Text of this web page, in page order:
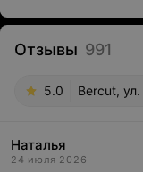
Отзывы 991
5.0 Bercut,
Наталья
24 июля 2026